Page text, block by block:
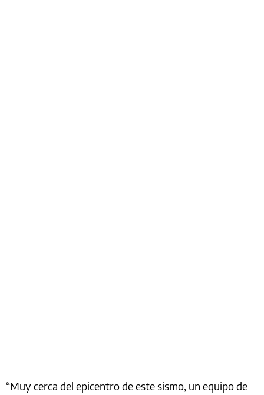
“Muy cerca del epicentro de este sismo, un equipo de